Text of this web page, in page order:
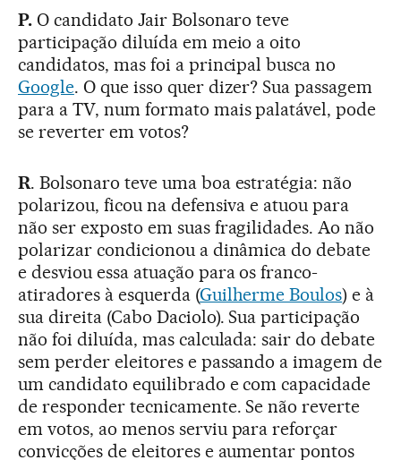
P.O candidato Jair Bolsonaro teve
participação diluída em meio a oito
candidatos, mas foi a principal busca no
Google. O que isso quer dizer? Sua passagem
para a TV, num formato mais palatável, pode
se reverter em votos?
R. Bolsonaro teve uma boa estratégia: não
polarizou, ficou na defensiva e atuou para
não ser exposto em suas fragilidades. Ao não
polarizar condicionou a dinâmica do debate
e desviou essa atuação para os franco-
atiradores à esquerda (Guilherme Boulos) e à
sua direita (Cabo Daciolo). Sua participação
não foi diluída, mas calculada: sair do debate
sem perder eleitores e passando a imagem de
um candidato equilibrado e com capacidade
de responder tecnicamente. Se não reverte
em votos, ao menos serviu para reforçar
convicções de eleitores e aumentar pontos